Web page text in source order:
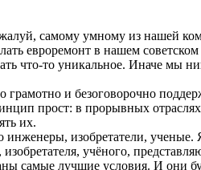
самому умному из нашей
евроремонт в нашем
что-то уникальное. Иначе мы
и безоговорочно
прост: в прорывных
их.
инженеры, изобретатели,
учёного,
самые лучшие условия. И они